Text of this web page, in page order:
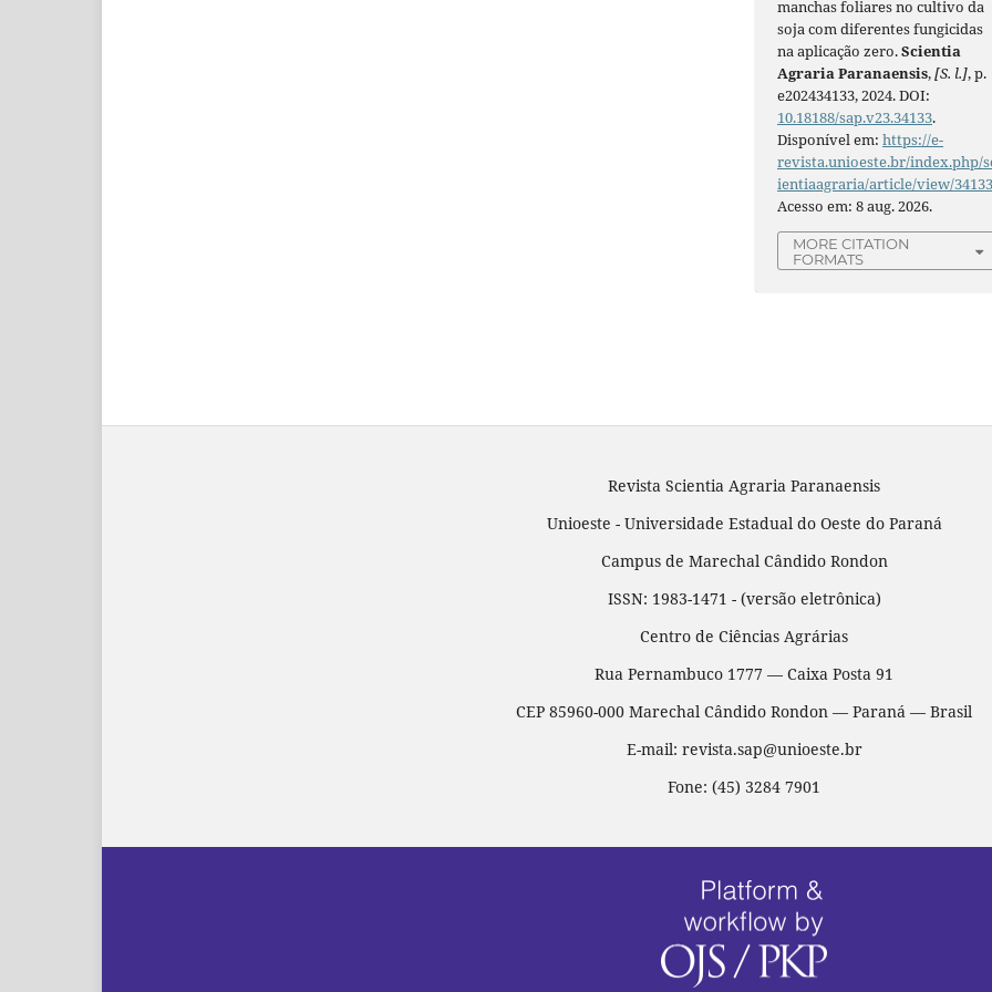
manchas foliares no cultivo da
soja com diferentes fungicidas
na aplicação zero.Scientia
Agraria Paranaensis,[S. l.], p.
e202434133, 2024. DOI:
10.18188/sap.v23.34133.
Disponível em:https://e-
revista.unioeste.br/index.php/
ientiaagraria/article/view/34133
Acesso em: 8 aug. 2026.
MORE CITATION
FORMATS
Revista Scientia Agraria Paranaensis
Unioeste - Universidade Estadual do Oeste do Paraná
Campus de Marechal Cândido Rondon
ISSN: 1983-1471 - (versão eletrônica)
Centro de Ciências Agrárias
Rua Pernambuco 1777 — Caixa Posta 91
CEP 85960-000 Marechal Cândido Rondon — Paraná — Brasil
E-mail: revista.sap@unioeste.br
Fone: (45) 3284 7901